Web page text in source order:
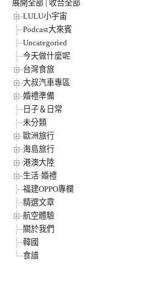
展開全部
收合全部
LULU小宇宙
Podcast大來賓
Uncategoried
今天做什麼呢
台灣食旅
大叔汽車專區
婚禮準備
日子＆日常
未分類
歐洲旅行
海島旅行
港澳大陸
生活·婚禮
福建OPPO專欄
精選文章
航空體驗
關於我們
韓國
食譜